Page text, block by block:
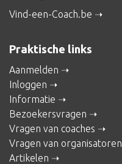
Vind-een-Coach.be
Praktische links
Aanmelden
Inloggen
Informatie
Bezoekersvragen
Vragen van coaches
Vragen van organisatoren
Artikelen